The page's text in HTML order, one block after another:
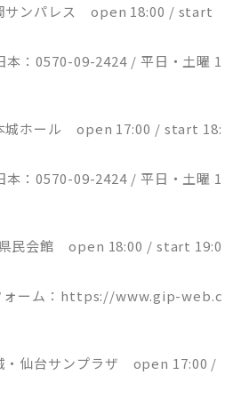
サンパレス open 18:00 / start
本：0570-09-2424 / 平日・土曜 1
城ホール open 17:00 / start 18:
本：0570-09-2424 / 平日・土曜 1
民会館 open 18:00 / start 19:0
ォーム：https://www.gip-web.c
・仙台サンプラザ open 17:00 /